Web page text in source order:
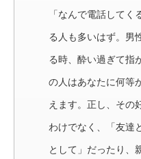
「なんで電話して
る人も多いはず。男
る時、酔い過ぎて指
の人はあなたに何等
えます。正し、その
わけでなく、「友達
として」だったり、